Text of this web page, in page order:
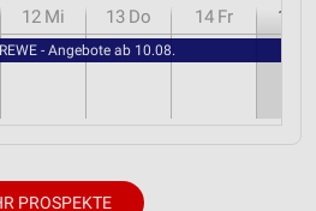
12 Mi 13 Do 14 Fr 15
REWE - Angebote ab 10.08.
PROSPEKTE